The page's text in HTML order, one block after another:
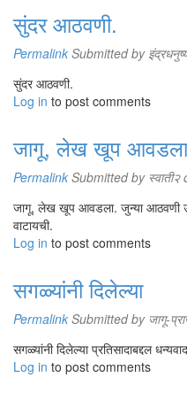
सुंदर आठवणी.
Permalink Submitted by
सुंदर आठवणी.
Log in to post comments
जागू, लेख खूप
Permalink Submitted by स्वाती२
जागू, लेख खूप आवडला. जुन्या आठवणी
वाटायची.
Log in to post comments
सगळ्यांनी दिलेल्या
Permalink Submitted by जागू-
सगळ्यांनी दिलेल्या प्रतिसादाबद्दल
Log in to post comments